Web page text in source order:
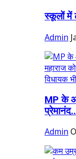
स्कूलों में
Admin
MP के
Admin